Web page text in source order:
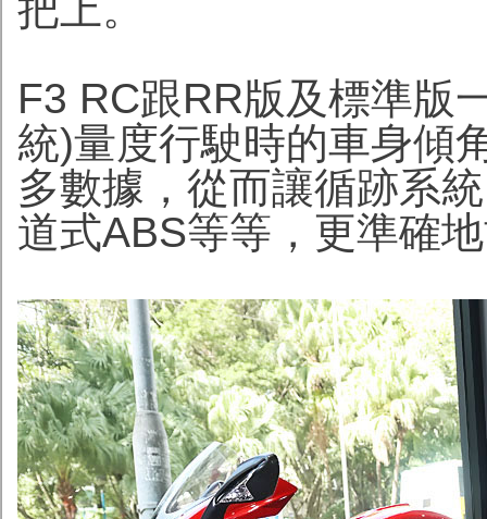
F3 RC跟RR版及標準版
統)量度行駛時的車身傾
多數據，從而讓循跡系
道式ABS等等，更準確